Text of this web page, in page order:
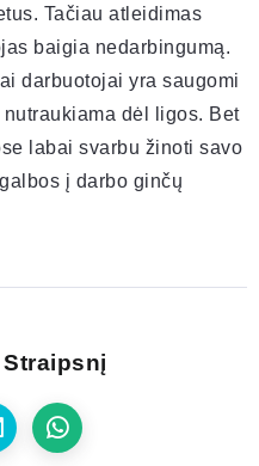
Tačiau atleidimas
baigia nedarbingumą.
darbuotojai yra saugomi
dėl ligos. Bet
labai svarbu žinoti savo
į darbo ginčų